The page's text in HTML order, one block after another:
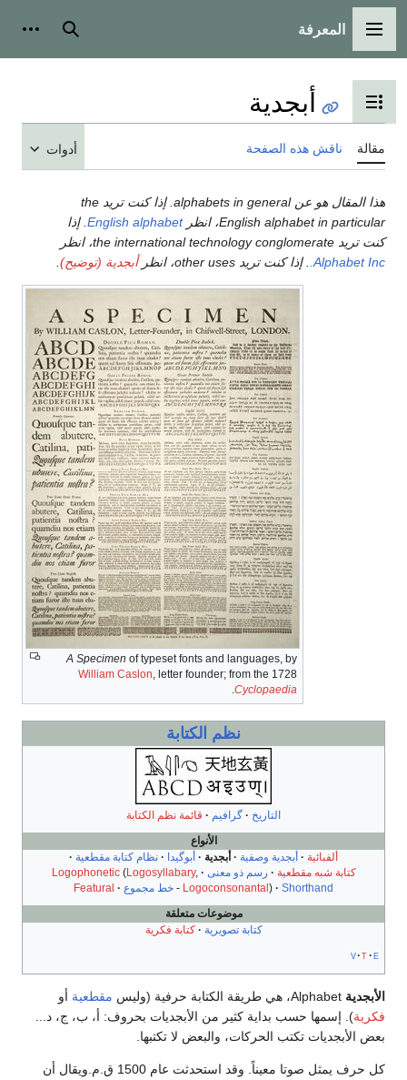
القائمة الرئيسية
المعرفة بحث
تبديل عرض جدول المحتويات
أبجدية
مقالة ناقش هذه الصفحة أدوات
هذا المقال هو عن alphabets in general. إذا كنت تريد the
English alphabet in particular، انظر
English alphabet . إذا
كنت تريد the international technology conglomerate، انظر
Alphabet Inc.
. إذا كنت تريد other uses، انظر أبجدية (توضيح)
A Specimen of typeset fonts and languages, by
William Caslon, letter founder; from the 1728
Cyclopaedia
.
نظم الكتابة
التاريخ گرافيم
قائمة نظم الكتابة
الأنواع
ألفبائية
أبجدية وصفية أبجدية أبوگيدا
نظام كتابة مقطعية
كتابة شبه مقطعية
رسم ذو معنى Logophonetic(Logosyllabary,
Logoconsonantal ) Shorthand
- خط مجموع
Featural
موضوعات متعلقة
كتابة تصويرية
كتابة فكرية
v t e
الأبجدية مقطعية أو
فكرية). إسمها حسب بداية كثير من الأبجديات بحروف: أ، ب، ج، د...
بعض الأبجديات تكتب الحركات، والبعض لا تكتبها.
كل حرف يمثل صوتا معيناً. وقد استحدثت عام 1500 ق.م.ويقال أن